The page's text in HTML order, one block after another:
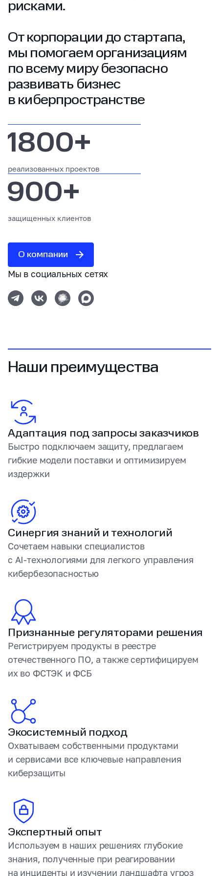
1800+
реализованных проектов
900+
защищенных клиентов
рисками.
От корпорации до стартапа,
мы помогаем организациям
по всему миру безопасно
развивать бизнес
в киберпространстве
Мы в социальных сетях
О компании
Наши преимущества
Адаптация под запросы заказчиков
Быстро подключаем защиту, предлагаем
гибкие модели поставки и оптимизируем
издержки
Синергия знаний и технологий
Сочетаем навыки специалистов
с AI‑технологиями для легкого управления
кибербезопасностью
Признанные регуляторами решения
Регистрируем продукты в реестре
отечественного ПО, а также сертифицируем
их во ФСТЭК и ФСБ
Экосистемный подход
Охватываем собственными продуктами
и сервисами все ключевые направления
киберзащиты
Экспертный опыт
Используем в наших решениях глубокие
знания, полученные при реагировании
на инциденты и изучении ландшафта угроз